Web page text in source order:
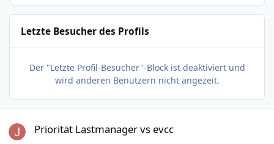
Letzte Besucher des Profils
Der "Letzte Profil-Besucher"-Block ist deaktiviert und
wird anderen Benutzern nicht angezeit.
Priorität Lastmanager vs evcc